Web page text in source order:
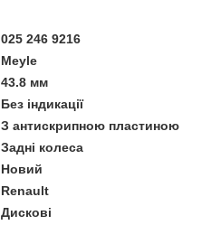
025 246 9216
Meyle
43.8 мм
Без індикації
З антискрипною пластиною
Задні колеса
Новий
Renault
Дискові